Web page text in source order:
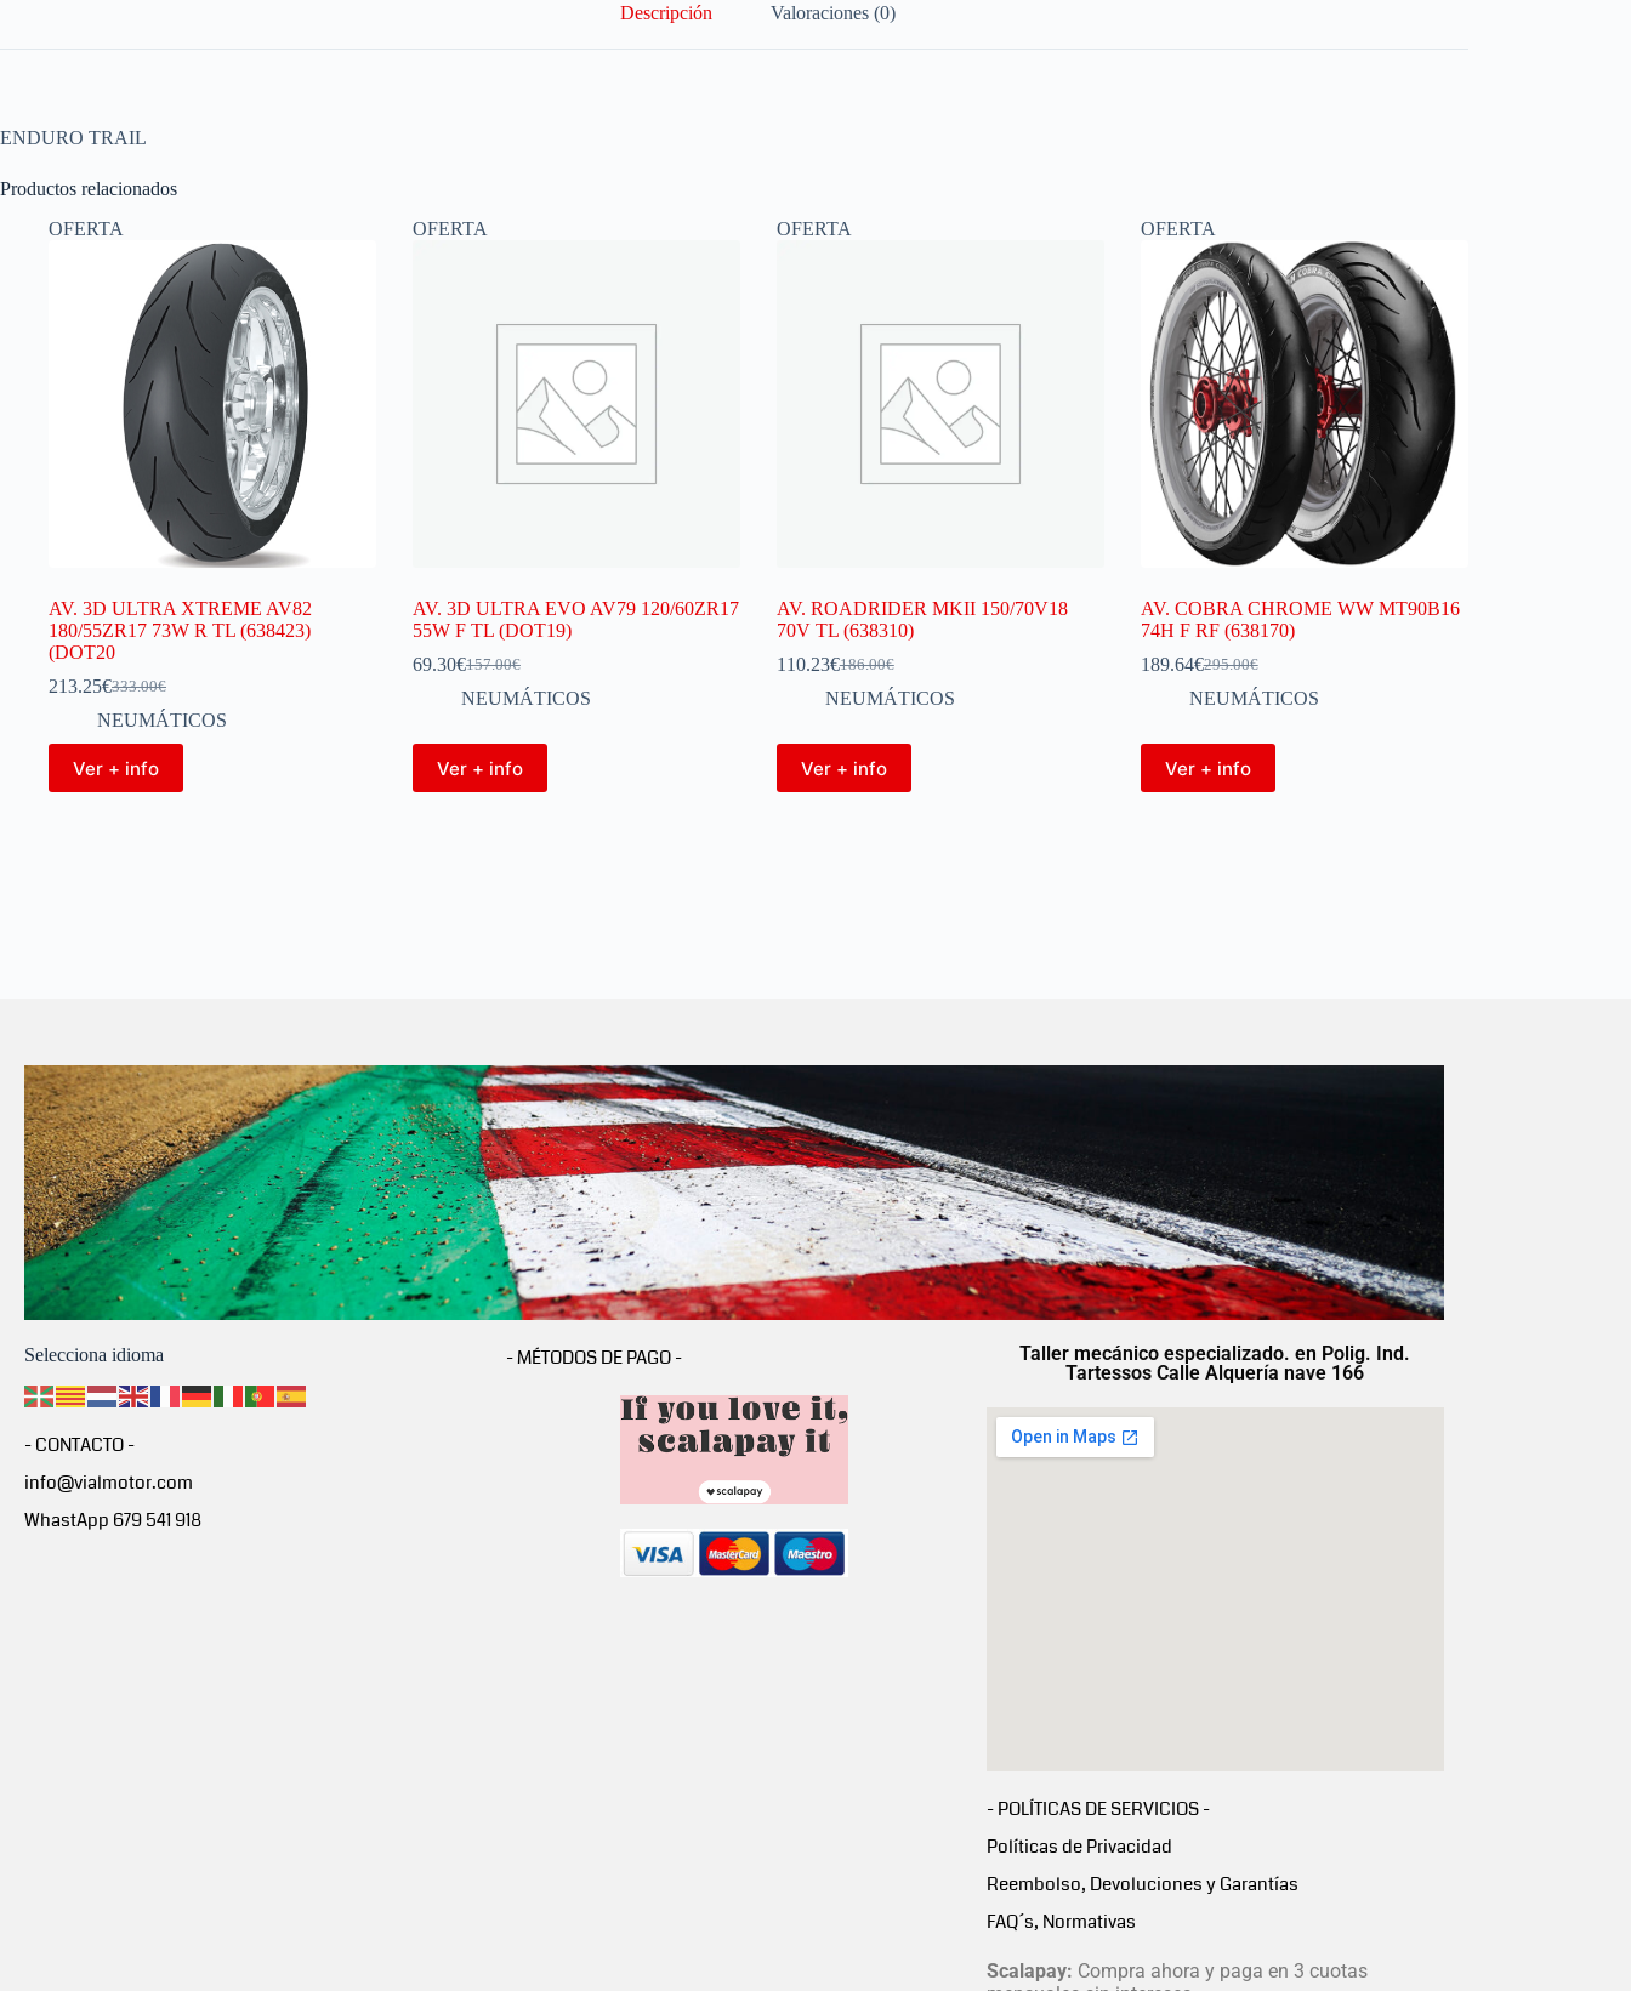
Descripción Valoraciones (0)
ENDURO TRAIL
Productos relacionados
OFERTA
AV. 3D ULTRA XTREME AV82
180/55ZR17 73W R TL (638423)
(DOT20
333.00€
213.25€
NEUMÁTICOS
Ver + info
OFERTA
AV. 3D ULTRA EVO AV79 120/60ZR17
55W F TL (DOT19)
157.00€
69.30€
NEUMÁTICOS
Ver + info
OFERTA
AV. ROADRIDER MKII 150/70V18
70V TL (638310)
186.00€
110.23€
NEUMÁTICOS
Ver + info
OFERTA
AV. COBRA CHROME WW MT90B16
74H F RF (638170)
295.00€
189.64€
NEUMÁTICOS
Ver + info
Selecciona idioma
- CONTACTO -
info@vialmotor.com
WhastApp 679 541 918
- MÉTODOS DE PAGO -
Taller mecánico especializado. en Polig. Ind.
Tartessos Calle Alquería nave 166
- POLÍTICAS DE SERVICIOS -
Políticas de Privacidad
Reembolso, Devoluciones y Garantías
FAQ´s, Normativas
Scalapay: Compra ahora y paga en 3 cuotas